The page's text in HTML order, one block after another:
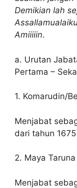
Demikian lah
Amiiiiin.
a. Urutan
Pertama –
1. Komarudin/
Menjabat
dari tahun
2. Maya
Menjabat